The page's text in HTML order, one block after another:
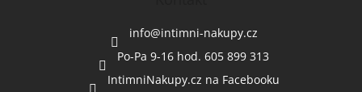
info@intimni-nakupy.cz
Po-Pa 9-16 hod. 605 899 313
IntimniNakupy.cz na Facebooku